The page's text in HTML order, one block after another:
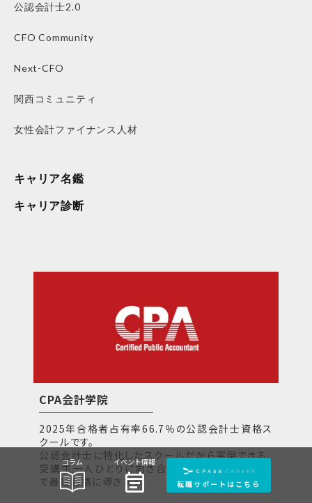
コラム イベント情報
event_note 転職サポートはこちら
公認会計士2.0
CFO Community
Next-CFO
関西コミュニティ
女性会計ファイナンス人材
キャリア名鑑
キャリア診断
CPA会計学院
2025年合格者占有率66.7％の公認会計士資格ス
クールです。
公認会計士に特化したスクールだから実現できる、
受講生一人ひとりに向き合う万全のサポート体制
で最短合格に導きます。